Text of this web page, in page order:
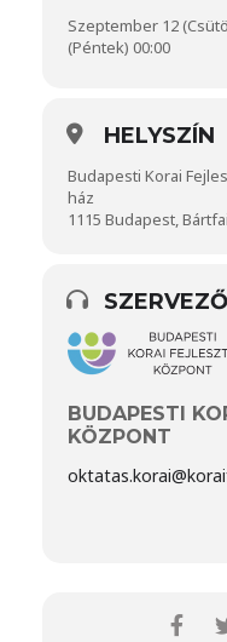
Szeptember 12
(Péntek) 00:00
HELYSZÍN
Budapesti Korai
ház
1115 Budapest,
SZERVEZŐ
BUDAPESTI
KÖZPONT